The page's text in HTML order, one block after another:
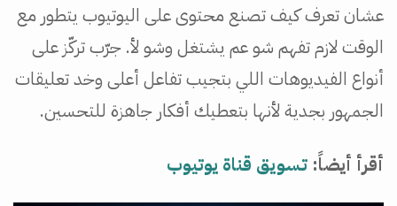
عشان تعرف كيف تصنع محتوى على اليوتيوب يتطور مع
الوقت لازم تفهم شو عم يشتغل وشو لأ. جرّب تركّز على
أنواع الفيديوهات اللي بتجيب تفاعل أعلى وخد تعليقات
الجمهور بجدية لأنها بتعطيك أفكار جاهزة للتحسين.
أقرأ أيضاً: تسويق قناة يوتيوب